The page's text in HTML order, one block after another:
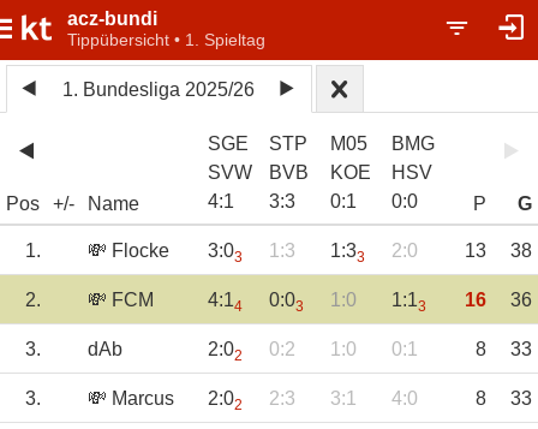
acz-bundi
Tippübersicht • 1. Spieltag
1. Bundesliga 2025/26
Pos +/- Name
SGE
SVW
4:1
STP
BVB
3:3
M05
KOE
0:1
BMG
HSV
0:0 P G
1. 💸 Flocke 3:03 1:3 1:33 2:0 13 38
2. 💸 FCM 4:14 0:03 1:0 1:13 16 36
3. dAb 2:02 0:2 1:0 0:1 8 33
3. 💸 Marcus 2:02 2:3 3:1 4:0 8 33